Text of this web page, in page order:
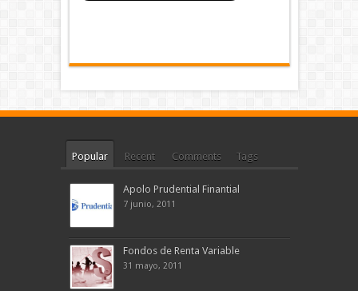
Popular Recent Comments Tags
Apolo Prudential Finantial
7 junio, 2011
Fondos de Renta Variable
31 mayo, 2011